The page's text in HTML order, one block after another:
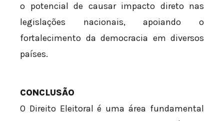
o potencial de causar impacto direto nas
legislações nacionais, apoiando o
fortalecimento da democracia em diversos
países.
CONCLUSÃO
O Direito Eleitoral é uma área fundamental